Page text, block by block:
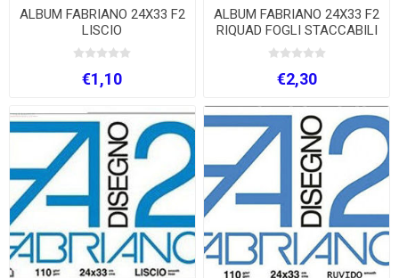
ALBUM FABRIANO 24X33 F2
LISCIO
€1,10
ALBUM FABRIANO 24X33 F2
RIQUAD FOGLI STACCABILI
FG.20
€2,30